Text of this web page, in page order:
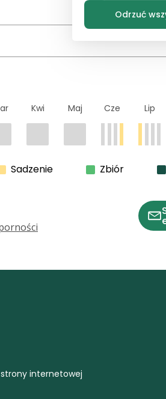
Kwi Maj Cze Lip
Sadzenie Zbiór
internetowej
Odrzuć